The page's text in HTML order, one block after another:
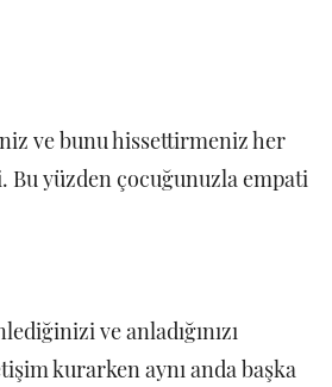
ve bunu hissettirmeniz her
Bu yüzden çocuğunuzla empati
ve anladığınızı
kurarken aynı anda başka